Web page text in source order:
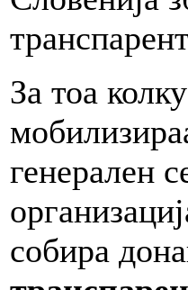
За тоа
генерален
собира